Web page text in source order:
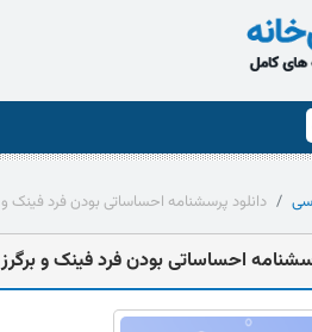
دانلود پرسشنامه احساساتی بودن فرد فینک و
احساساتی بودن فرد فینک و برگرز